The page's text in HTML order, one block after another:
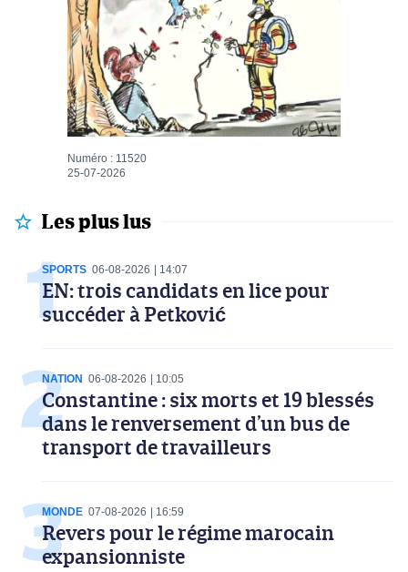
Numéro : 11520
25-07-2026
Les plus lus
SPORTS 06-08-2026 14:07
EN: trois candidats en lice pour
succéder à Petković
NATION 06-08-2026 10:05
Constantine : six morts et 19 blessés
dans le renversement d’un bus de
transport de travailleurs
MONDE 07-08-2026 16:59
Revers pour le régime marocain
expansionniste